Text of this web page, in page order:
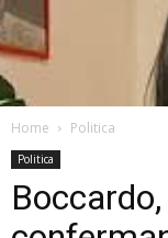
Home Politica
Politica